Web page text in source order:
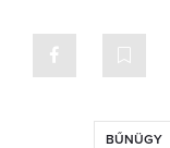
BŰNÜGY